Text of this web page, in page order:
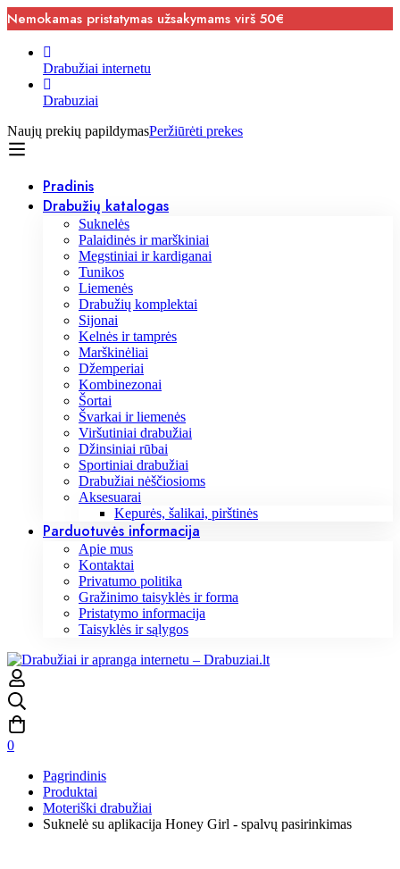
Nemokamas pristatymas užsakymams virš 50€
Drabužiai internetu
Drabuziai
Naujų prekių papildymasPeržiūrėti prekes
Pradinis
Drabužių katalogas
Suknelės
Palaidinės ir marškiniai
Megstiniai ir kardiganai
Tunikos
Liemenės
Drabužių komplektai
Sijonai
Kelnės ir tamprės
Marškinėliai
Džemperiai
Kombinezonai
Šortai
Švarkai ir liemenės
Viršutiniai drabužiai
Džinsiniai rūbai
Sportiniai drabužiai
Drabužiai nėščiosioms
Aksesuarai
Kepurės, šalikai, pirštinės
Parduotuvės informacija
Apie mus
Kontaktai
Privatumo politika
Gražinimo taisyklės ir forma
Pristatymo informacija
Taisyklės ir sąlygos
0
Pagrindinis
Produktai
Moteriški drabužiai
Suknelė su aplikacija Honey Girl - spalvų pasirinkimas